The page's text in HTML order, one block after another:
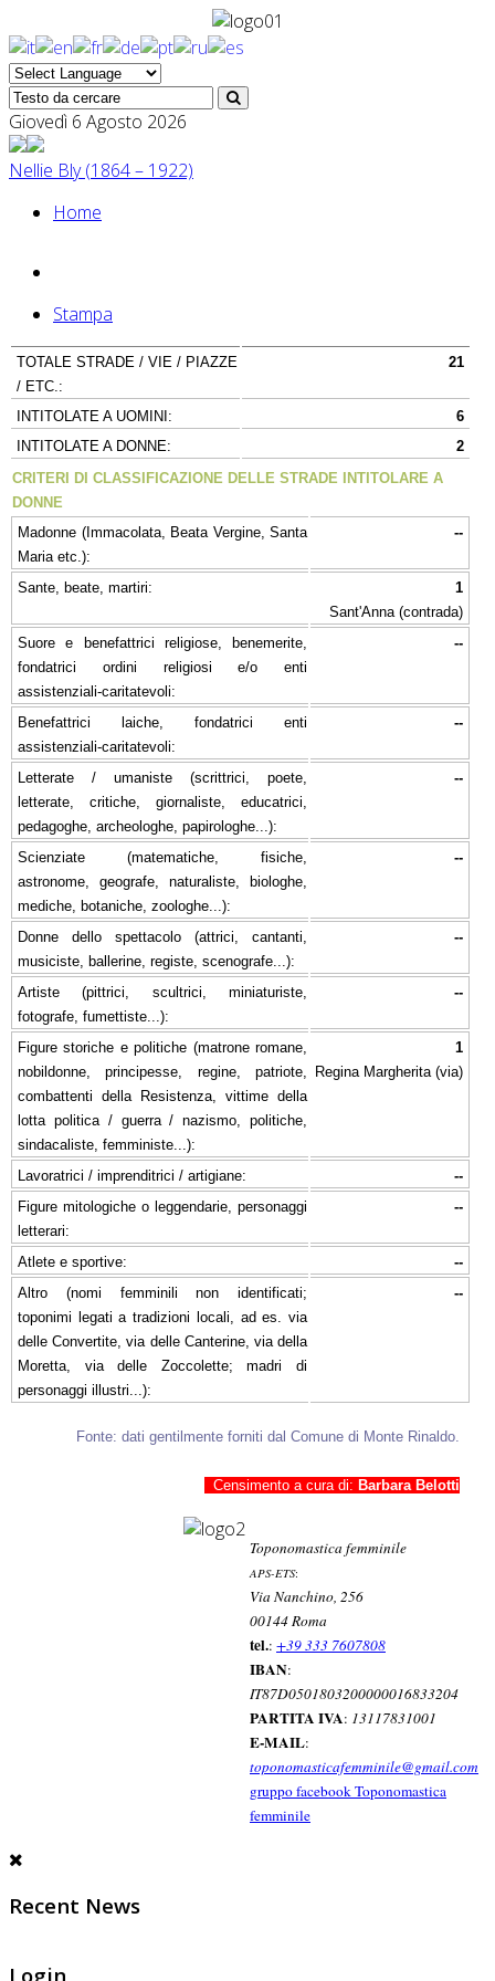
Giovedì 6 Agosto 2026
Nellie Bly (1864 – 1922)
Home
Stampa
TOTALE STRADE / VIE / PIAZZE
/ ETC.:
21
INTITOLATE A UOMINI:
6
INTITOLATE A DONNE:
2
CRITERI DI CLASSIFICAZIONE DELLE STRADE INTITOLARE A
DONNE
Madonne (Immacolata, Beata Vergine, Santa
Maria etc.):
--
Sante, beate, martiri:
1
Sant'Anna (contrada)
Suore e benefattrici religiose, benemerite,
fondatrici ordini religiosi e/o enti
assistenziali-caritatevoli:
--
Benefattrici laiche, fondatrici enti
assistenziali-caritatevoli:
--
Letterate / umaniste (scrittrici, poete,
letterate, critiche, giornaliste, educatrici,
pedagoghe, archeologhe, papirologhe...):
--
Scienziate (matematiche, fisiche,
astronome, geografe, naturaliste, biologhe,
mediche, botaniche, zoologhe...):
--
Donne dello spettacolo (attrici, cantanti,
musiciste, ballerine, registe, scenografe...):
--
Artiste (pittrici, scultrici, miniaturiste,
fotografe, fumettiste...):
--
Figure storiche e politiche (matrone romane,
nobildonne, principesse, regine, patriote,
combattenti della Resistenza, vittime della
lotta politica / guerra / nazismo, politiche,
sindacaliste, femministe...):
1
Regina Margherita (via)
Lavoratrici / imprenditrici / artigiane:
--
Figure mitologiche o leggendarie, personaggi
letterari:
--
Atlete e sportive:
--
Altro (nomi femminili non identificati;
toponimi legati a tradizioni locali, ad es. via
delle Convertite, via delle Canterine, via della
Moretta, via delle Zoccolette; madri di
personaggi illustri...):
--
Fonte: dati gentilmente forniti dal Comune di Monte Rinaldo.
Censimento a cura di: Barbara Belotti
Toponomastica femminile
APS-ETS:
Via Nanchino, 256
00144 Roma
tel.: +39 333 7607808
IBAN:
IT87D0501803200000016833204
PARTITA IVA: 13117831001
E-MAIL:
toponomasticafemminile@gmail.com
gruppo facebook Toponomastica
femminile
Recent News
Login